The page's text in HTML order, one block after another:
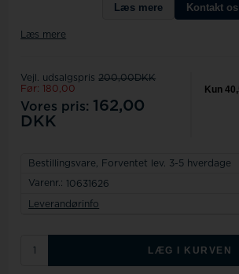
Læs mere Kontakt os
Læs mere
Vejl. udsalgspris 200,00DKK
Før: 180,00
Vores pris: 162,00
DKK
Bestillingsvare, Forventet lev. 3-5 hverdage
Varenr.: 10631626
Leverandørinfo
LÆG I KURVEN